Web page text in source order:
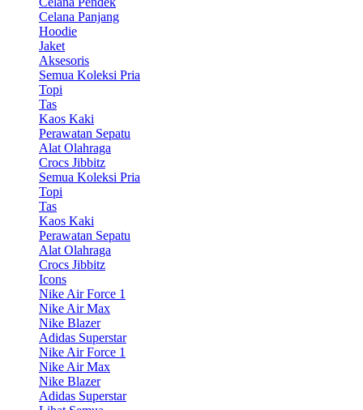
Celana Panjang
Hoodie
Jaket
Aksesoris
Semua Koleksi Pria
Topi
Tas
Kaos Kaki
Perawatan Sepatu
Alat Olahraga
Crocs Jibbitz
Semua Koleksi Pria
Topi
Tas
Kaos Kaki
Perawatan Sepatu
Alat Olahraga
Crocs Jibbitz
Icons
Nike Air Force 1
Nike Air Max
Nike Blazer
Adidas Superstar
Nike Air Force 1
Nike Air Max
Nike Blazer
Adidas Superstar